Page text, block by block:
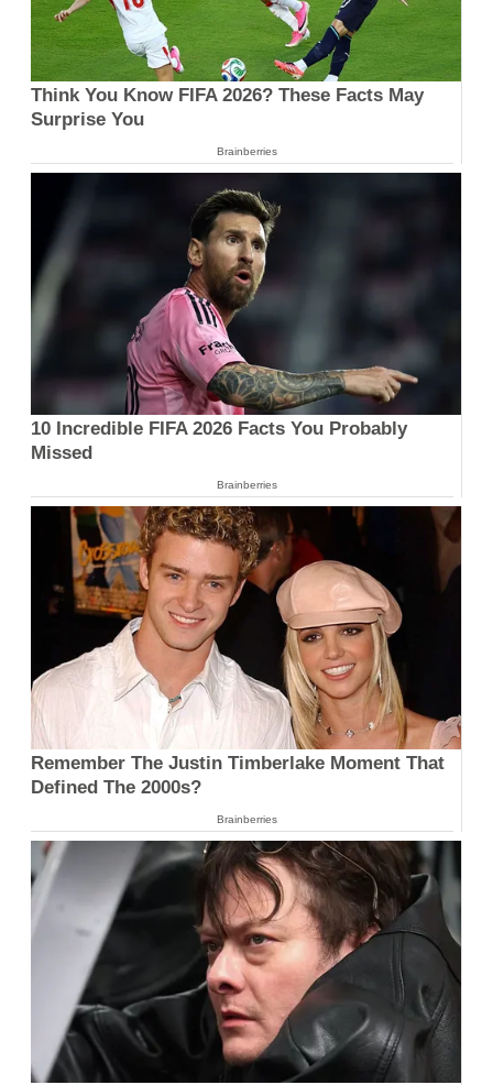
Think You Know FIFA 2026? These Facts May
Surprise You
Brainberries
10 Incredible FIFA 2026 Facts You Probably
Missed
Brainberries
Remember The Justin Timberlake Moment That
Defined The 2000s?
Brainberries